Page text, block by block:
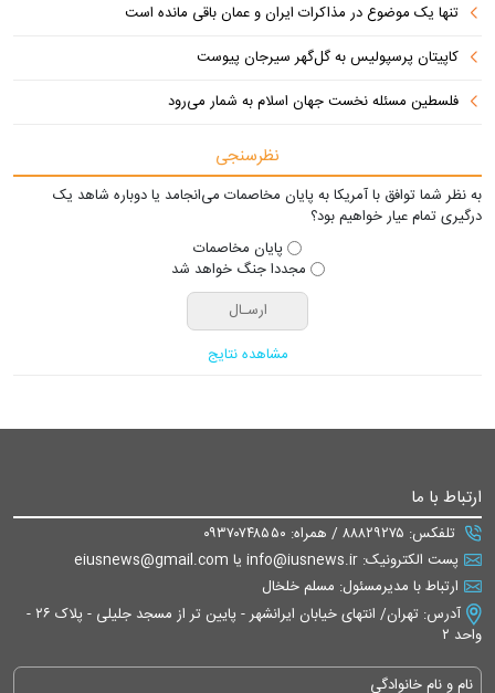
تنها یک موضوع در مذاکرات ایران و عمان باقی مانده است
کاپیتان پرسپولیس به گل‌گهر سیرجان پیوست
فلسطین مسئله نخست جهان اسلام به شمار می‌رود
نظرسنجی
به نظر شما توافق با آمریکا به پایان مخاصمات می‌انجامد یا دوباره شاهد یک
درگیری تمام عیار خواهیم بود؟
پایان مخاصمات
مجددا جنگ خواهد شد
مشاهده نتایج
ارتباط با ما
تلفکس: ۸۸۸۲۹۲۷۵ / همراه: ۰۹۳۷۰۷۴۸۵۵۰
پست الکترونیک: info@iusnews.ir یا eiusnews@gmail.com
ارتباط با مدیرمسئول: مسلم خلخال
آدرس: تهران/ انتهای خیابان ایرانشهر - پایین تر از مسجد جلیلی - پلاک ۲۶ -
واحد ۲